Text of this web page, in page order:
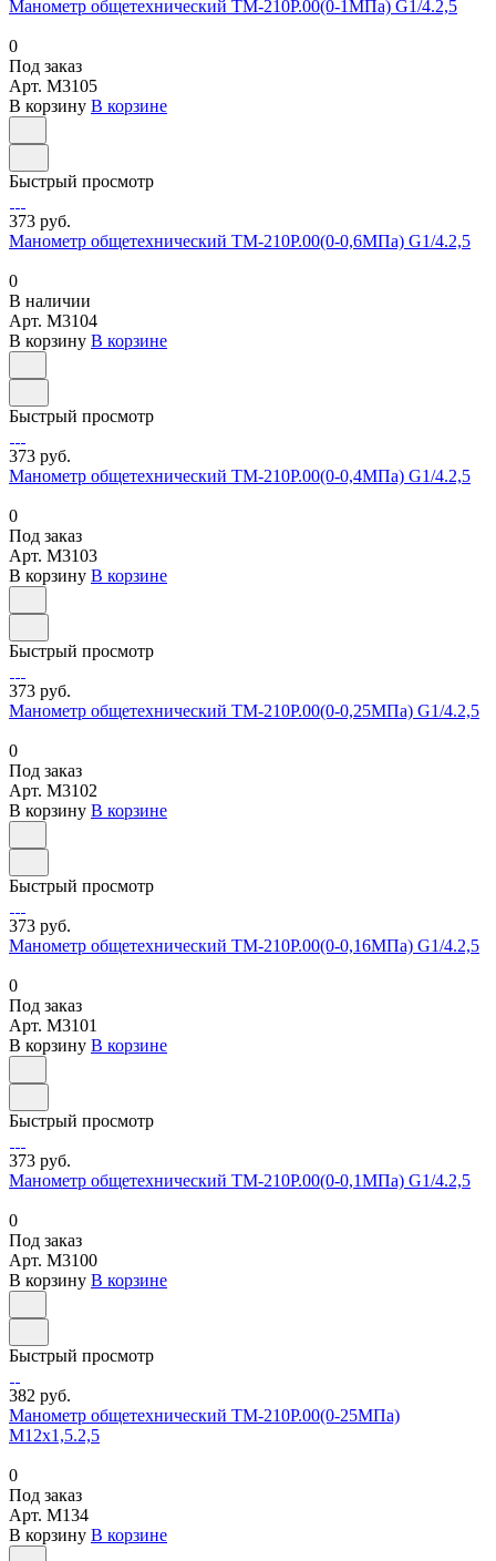
Манометр общетехнический ТМ-210Р.00(0-1МПа) G1/4.2,5
0
Под заказ
Арт. M3105
В корзину В корзине
Быстрый просмотр
373 руб.
Манометр общетехнический ТМ-210Р.00(0-0,6МПа) G1/4.2,5
0
В наличии
Арт. M3104
В корзину В корзине
Быстрый просмотр
373 руб.
Манометр общетехнический ТМ-210Р.00(0-0,4МПа) G1/4.2,5
0
Под заказ
Арт. M3103
В корзину В корзине
Быстрый просмотр
373 руб.
Манометр общетехнический ТМ-210Р.00(0-0,25МПа) G1/4.2,5
0
Под заказ
Арт. M3102
В корзину В корзине
Быстрый просмотр
373 руб.
Манометр общетехнический ТМ-210Р.00(0-0,16МПа) G1/4.2,5
0
Под заказ
Арт. M3101
В корзину В корзине
Быстрый просмотр
373 руб.
Манометр общетехнический ТМ-210Р.00(0-0,1МПа) G1/4.2,5
0
Под заказ
Арт. M3100
В корзину В корзине
Быстрый просмотр
382 руб.
Манометр общетехнический ТМ-210Р.00(0-25МПа)
М12х1,5.2,5
0
Под заказ
Арт. M134
В корзину В корзине